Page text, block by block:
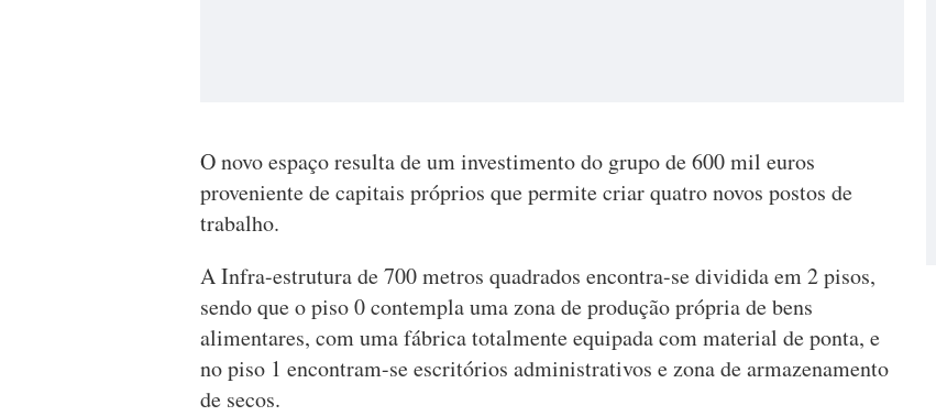
O novo espaço resulta de um investimento do grupo de 600 mil euros
proveniente de capitais próprios que permite criar quatro novos postos de
trabalho.
A Infra-estrutura de 700 metros quadrados encontra-se dividida em 2 pisos,
sendo que o piso 0 contempla uma zona de produção própria de bens
alimentares, com uma fábrica totalmente equipada com material de ponta, e
no piso 1 encontram-se escritórios administrativos e zona de armazenamento
de secos.